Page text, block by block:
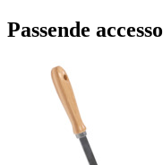
Passende